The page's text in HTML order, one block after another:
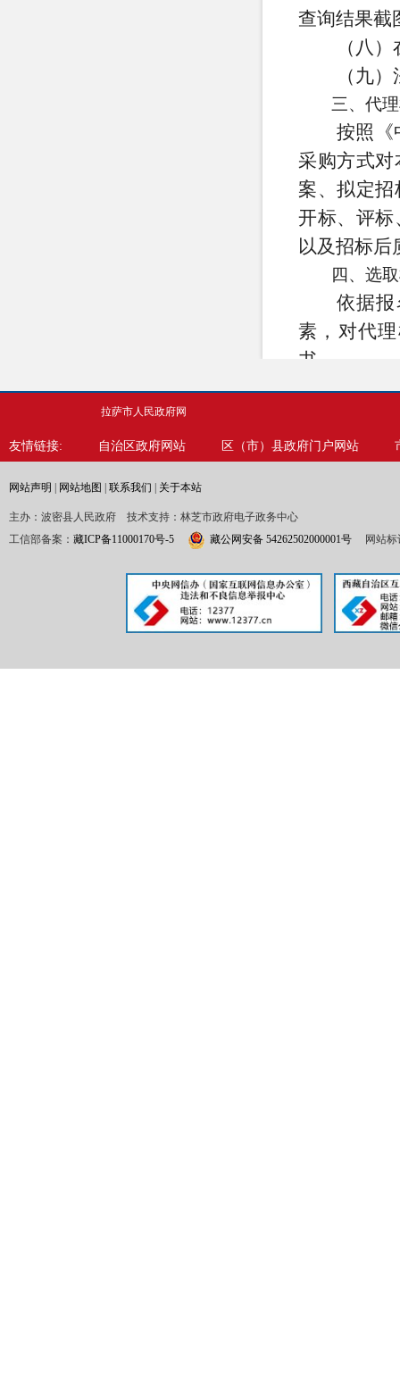
查询结果截
（八
（九
三、代
按照《
采购方式
案、拟定
开标、评
以及招标后
四、选
依据
素，对代
书。
五、报
关资质材料
(一)递
院内）。
(三)比
2.法定
拉萨市人民政府网
友情链接: 自治区政府网站 区（市）县政府门户网站
网站声明 网站地图 联系我们 关于本站
主办：波密县人民政府 技术支持：林芝市政府电子政务中心
工信部备案： 藏ICP备11000170号-5 藏公网安备 54262502000001号 网站标